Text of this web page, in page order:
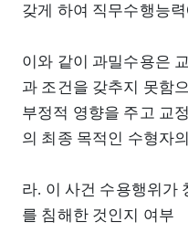
갖게 하여 직무수행능
이와 같이 과밀수용은
과 조건을 갖추지 못함
부정적 영향을 주고 교
의 최종 목적인 수형자
라. 이 사건 수용행위가
를 침해한 것인지 여부